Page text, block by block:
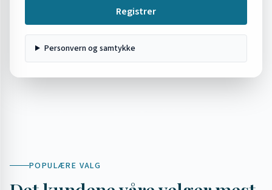
Registrer
Personvern og samtykke
POPULÆRE VALG